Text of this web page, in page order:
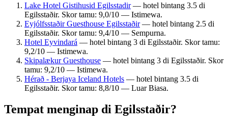
Lake Hotel Gistihusid Egilsstadir— hotel bintang 3.5 di
Egilsstaðir. Skor tamu: 9,0/10 — Istimewa.
Eyjólfsstaðir Guesthouse Egilsstaðir— hotel bintang 2.5 di
Egilsstaðir. Skor tamu: 9,4/10 — Sempurna.
Hotel Eyvindará — hotel bintang 3 di Egilsstaðir. Skor tamu:
9,2/10 — Istimewa.
Skipalækur Guesthouse — hotel bintang 3 di Egilsstaðir. Skor
tamu: 9,2/10 — Istimewa.
Hérað - Berjaya Iceland Hotels — hotel bintang 3.5 di
Egilsstaðir. Skor tamu: 8,8/10 — Luar Biasa.
Tempat menginap di Egilsstaðir?